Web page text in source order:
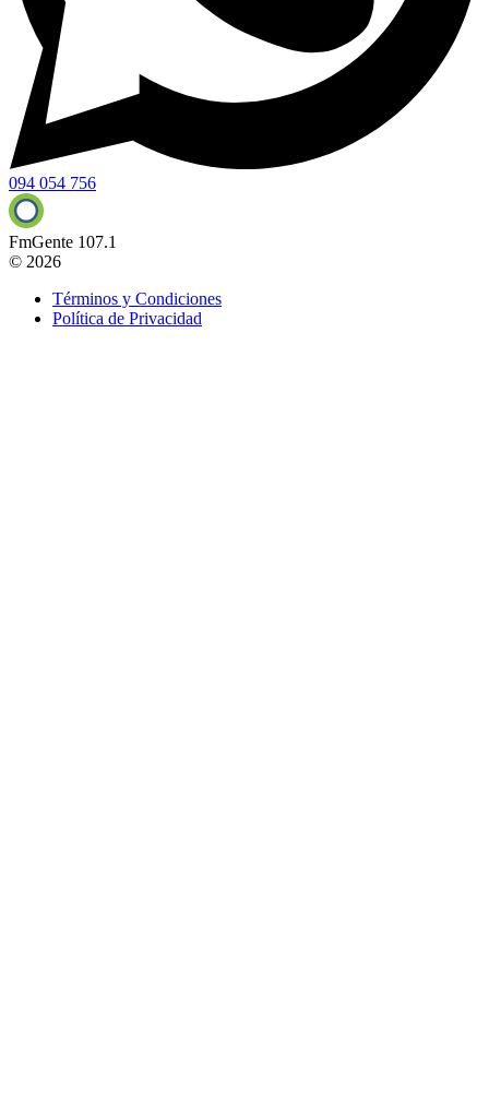
094 054 756
FmGente 107.1
© 2026
Términos y Condiciones
Política de Privacidad